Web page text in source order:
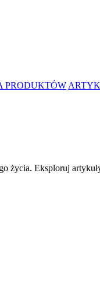
PRODUKTÓW
życia. Eksploruj